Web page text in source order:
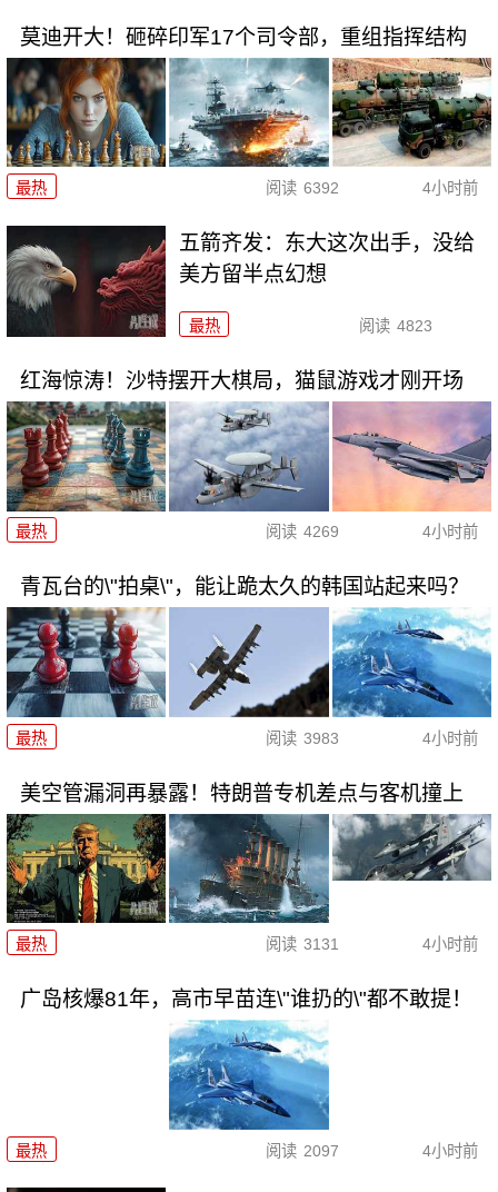
莫迪开大！砸碎印军17个司令部，重组指挥结构
最热 阅读 6392 4小时前
五箭齐发：东大这次出手，没给
美方留半点幻想
最热 阅读 4823
红海惊涛！沙特摆开大棋局，猫鼠游戏才刚开场
最热 阅读 4269 4小时前
青瓦台的\"拍桌\"，能让跪太久的韩国站起来吗？
最热 阅读 3983 4小时前
美空管漏洞再暴露！特朗普专机差点与客机撞上
最热 阅读 3131 4小时前
广岛核爆81年，高市早苗连\"谁扔的\"都不敢提！
最热 阅读 2097 4小时前